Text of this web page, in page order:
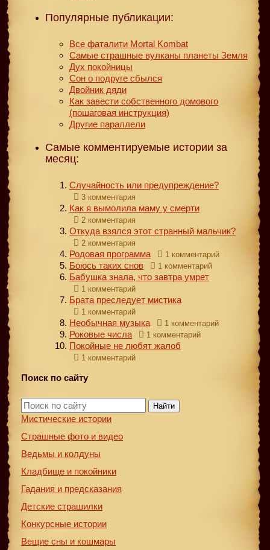
Популярные публикации:
Все фаталити Mortal Kombat
Самые страшные вулканы планеты Земля
Дух покойницы
Сон о подруге сбылся
Двойник дяди
Как завести собственного домового
(пошаговая инструкция)
Другие параллели
Самые комментируемые истории за
месяц:
Случайность или предупреждение?
3 комментария
Как я вымолила маму у смерти
2 комментария
Откуда взялся этот странный мальчик?
2 комментария
Родовая программа 1 комментарий
Боюсь таких снов 1 комментарий
Бабушка знала, что завтра умрет
1 комментарий
Брата преследует мистика
1 комментарий
Необычная музыка 1 комментарий
Роковые числа 1 комментарий
Покойные не любят жалоб
1 комментарий
Поиск по сайту
Найти
Мистические истории
Страшные фото и видео
Ведьмы и колдуны
Кладбище и покойники
Гадания и предсказания
Детские страшилки
Конкурсные истории
Вещие сны и кошмары